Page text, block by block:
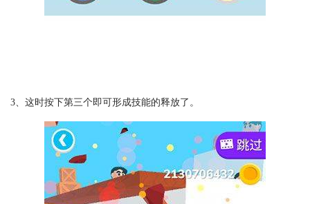
3、这时按下第三个即可形成技能的释放了。